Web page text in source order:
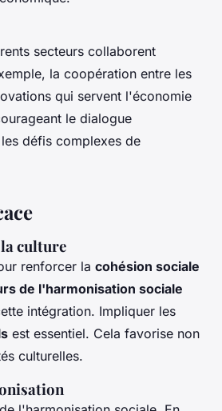
secteurs collaborent
la coopération entre les
qui servent l'économie
le dialogue
défis complexes de
culture
renforcer la cohésion sociale
de l'harmonisation sociale
intégration. Impliquer les
est essentiel. Cela favorise non
culturelles.